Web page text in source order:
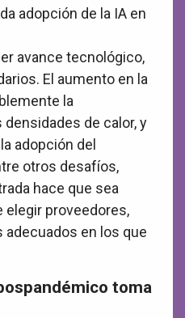
adopción de la IA en
avance tecnológico,
El aumento en la
la
de calor, y
adopción del
otros desafíos,
hace que sea
proveedores,
en los que
toma